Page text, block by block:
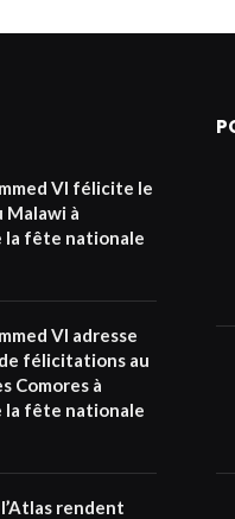
VI félicite le
Malawi à
la fête nationale
VI adresse
félicitations au
Comores à
la fête nationale
rendent